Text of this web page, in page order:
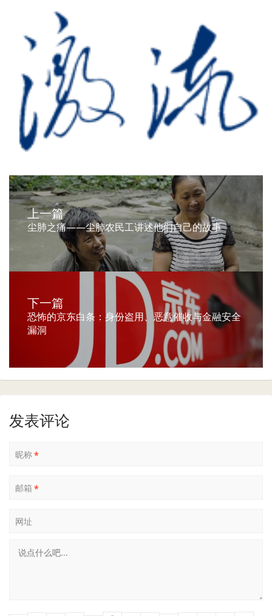
上一篇
尘肺之痛——尘肺农民工讲述他们自己的故事
下一篇
恐怖的京东白条：身份盗用、恶意催收与金融安全
漏洞
发表评论
昵称*
邮箱 *
网址